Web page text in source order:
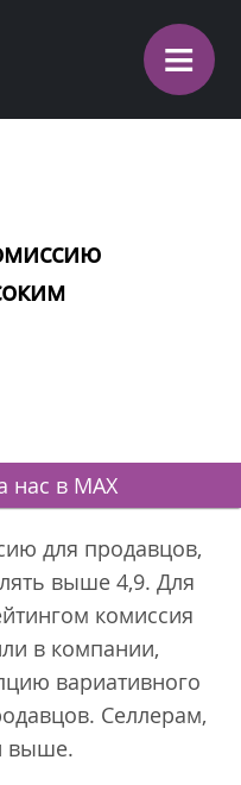
≡
нас в MAX
для продавцов,
выше 4,9. Для
комиссия
в компании,
вариативного
Селлерам,
выше.